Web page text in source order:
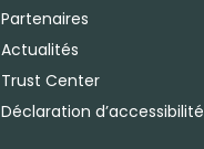
Partenaires
Actualités
Trust Center
Déclaration d’accessibilité